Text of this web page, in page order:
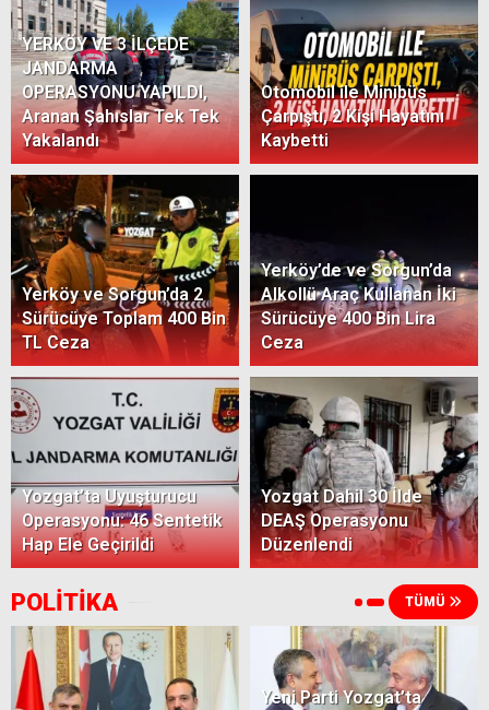
YERKÖY VE 3 İLÇEDE
JANDARMA
OPERASYONU YAPILDI,
Aranan Şahıslar Tek Tek
Yakalandı
Otomobil ile Minibüs
Çarpıştı, 2 Kişi Hayatını
Kaybetti
Yerköy ve Sorgun’da 2
Sürücüye Toplam 400 Bin
TL Ceza
Yerköy’de ve Sorgun’da
Alkollü Araç Kullanan İki
Sürücüye 400 Bin Lira
Ceza
Yozgat’ta Uyuşturucu
Operasyonu: 46 Sentetik
Hap Ele Geçirildi
Yozgat Dahil 30 İlde
DEAŞ Operasyonu
Düzenlendi
POLİTİKA TÜMÜ
Yeni Parti Yozgat’ta